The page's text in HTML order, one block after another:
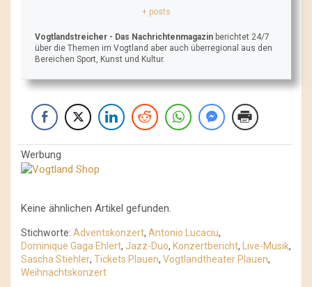
+ posts
Vogtlandstreicher - Das Nachrichtenmagazin berichtet 24/7
über die Themen im Vogtland aber auch überregional aus den
Bereichen Sport, Kunst und Kultur.
Werbung
Keine ähnlichen Artikel gefunden.
Stichworte: Adventskonzert, Antonio Lucaciu,
Dominique Gaga Ehlert, Jazz-Duo, Konzertbericht, Live-Musik,
Sascha Stiehler, Tickets Plauen, Vogtlandtheater Plauen,
Weihnachtskonzert